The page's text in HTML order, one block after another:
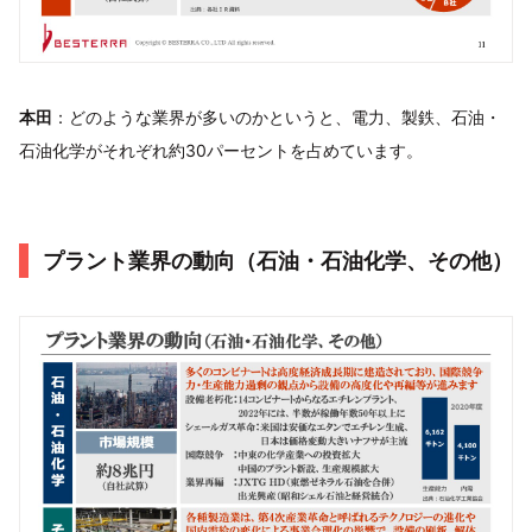
本田 ：どのような業界が多いのかというと、電力、製鉄、石油・
石油化学がそれぞれ約30パーセントを占めています。
プラント業界の動向（石油・石油化学、その他）